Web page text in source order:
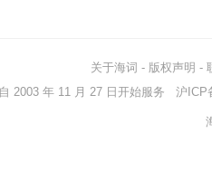
关于海词 - 版权声明 -
2003 年 11 月 27 日开始服务 沪ICP